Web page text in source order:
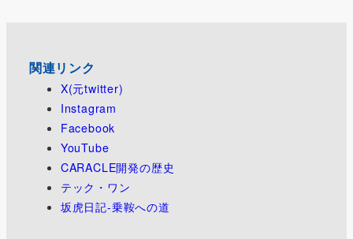
関連リンク
X(元twitter)
Instagram
Facebook
YouTube
CARACLE開発の歴史
テック・ワン
坂虎日記-乗鞍への道